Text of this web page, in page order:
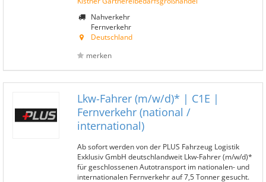
Nahverkehr
Fernverkehr
Deutschland
merken
Lkw-Fahrer (m/w/d)* | C1E |
Fernverkehr (national /
international)
Ab sofort werden von der PLUS Fahrzeug Logistik
Exklusiv GmbH deutschlandweit Lkw-Fahrer (m/w/d)*
für geschlossenen Autotransport im nationalen- und
internationalen Fernverkehr auf 7,5 Tonner gesucht.